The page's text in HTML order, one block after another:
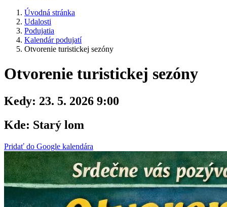
Úvodná stránka
Udalosti
Podujatia
Kalendár podujatí
Otvorenie turistickej sezóny
Otvorenie turistickej sezóny
Kedy: 23. 5. 2026 9:00
Kde: Starý lom
Pridať do Google kalendára